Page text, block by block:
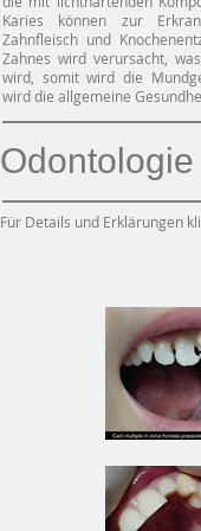
Karies können zur
Zahnfleisch und
Zahnes wird verursacht,
wird, somit wird die
wird die allgemeine
Für Details und Erklärungen
Odontologie